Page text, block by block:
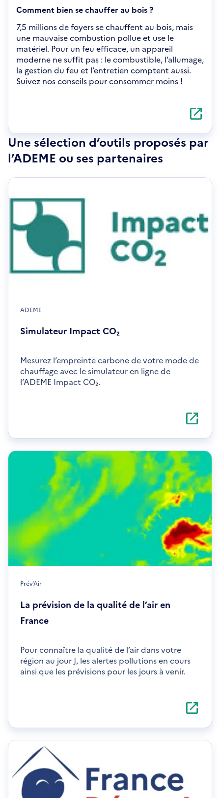
Comment bien se chauffer au bois ?
7,5 millions de foyers se chauffent au bois, mais
une mauvaise combustion pollue et use le
matériel. Pour un feu efficace, un appareil
moderne ne suffit pas : le combustible, l’allumage,
la gestion du feu et l’entretien comptent aussi.
Suivez nos conseils pour consommer moins !
nouvelle
fenêtre
Une sélection d’outils proposés par
l’ADEME ou ses partenaires
ADEME
Simulateur Impact CO₂
Mesurez l’empreinte carbone de votre mode de
chauffage avec le simulateur en ligne de
l’ADEME Impact CO₂.
S'ouvre
dans
nouvelle
Prév’Air
La prévision de la qualité de l’air en
France
Pour connaître la qualité de l’air dans votre
région au jour J, les alertes pollutions en cours
ainsi que les prévisions pour les jours à venir.
S'ouvre
dans
nouvelle